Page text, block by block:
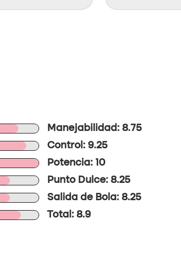
Manejabilidad: 8.75
Control: 9.25
Potencia: 10
Punto Dulce: 8.25
Salida de Bola: 8.25
Total: 8.9